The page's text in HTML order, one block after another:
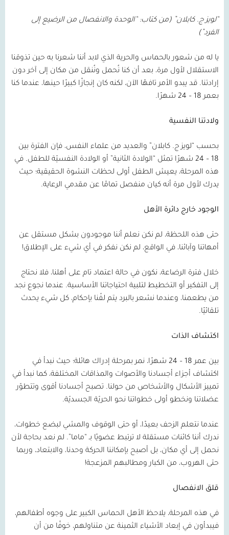
“لويز ج. كابلان” (من كتاب: “الوحدة والانفصال من الرضيع إلى
الفرد”)
يا له من شعور بالحماس والحرية الذي لابد أننا شعرنا به حين تذوقنا
الاستقلال لأول مرة، بعد أن كنا نُحمل ونُنقل من مكان إلى آخر دون
إرادتنا. قد يبدو الأمر تافهًا الآن، لكنه كان إنجازًا كبيرًا حينها، عندما كنا
بعمر 18 – 24 شهرًا.
ولادتنا النفسية
بحسب “لويز ج. كابلان” والعديد من علماء النفس، فإن الفترة بين
18 – 24 شهرًا تمثل “الولادة الثانية” أو الولادة النفسيّة للطفل. في
هذه المرحلة، يعيش الطفل أولى لحظات النشوة الحقيقية؛ حيث
يدرك لأول مرة أنه كيان منفصل تمامًا عن مقدمي الرعاية.
الوجود خارج دائرة الأهل
حتى هذه اللحظة، لم نكن نعلم أننا موجودون بشكل مستقل عن
أمهاتنا وآبائنا، في الواقع، لم نكن نفكر في أي شيء على الإطلاق!
خلال فترة الرضاعة، نكون في حالة اعتماد تام على أهلنا، فلا نحتاج
إلى التفكير أو التخطيط لتلبية احتياجاتنا الأساسية. عندما نجوع نجد
من يطعمنا، وعندما نشعر بالبرد يتم لفّنا بإحكام، كل شيء يحدث
تلقائيًا.
اكتشاف الذات
بين عمر 18 – 24 شهرًا، نمر بمرحلة إدراك هائلة؛ حيث نبدأ في
اكتشاف أجزاء أجسادنا والأصوات والمذاقات المختلفة، كما نبدأ في
تمييز الأشكال والأشخاص من حولنا. تصبح أجسادنا أقوى وتتطوّر
عضلاتنا ونخطو أولى خطواتنا نحو الحريّة الجسديّة.
عندما نتعلم الزحف بعيدًا، أو حتى الوقوف والمشي لبضع خطوات،
ندرك أننا كائنات مستقلة لا ترتبط عضويًا بـ “ماما”. لم نعد بحاجة لأن
نحمل إلى أي مكان، بل أصبح بإمكاننا الحركة وحدنا، والابتعاد، وربما
حتى الهروب، من الكبار ومطالبهم المزعجة!
قلق الانفصال
في هذه المرحلة، يلاحظ الأهل الحماس الكبير على وجوه أطفالهم،
فيبدأون في إبعاد الأشياء الثمينة عن متناولهم، خوفًا من أن